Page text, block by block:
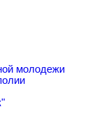
молодежи